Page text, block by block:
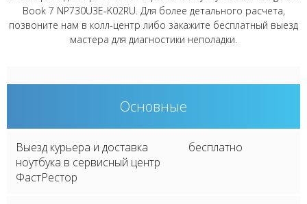
Book 7 NP730U3E-K02RU. Для более детального расчета,
позвоните нам в колл-центр либо закажите бесплатный выезд
мастера для диагностики неполадки.
Основные
Выезд курьера и доставка
ноутбука в сервисный центр
ФастРестор
бесплатно